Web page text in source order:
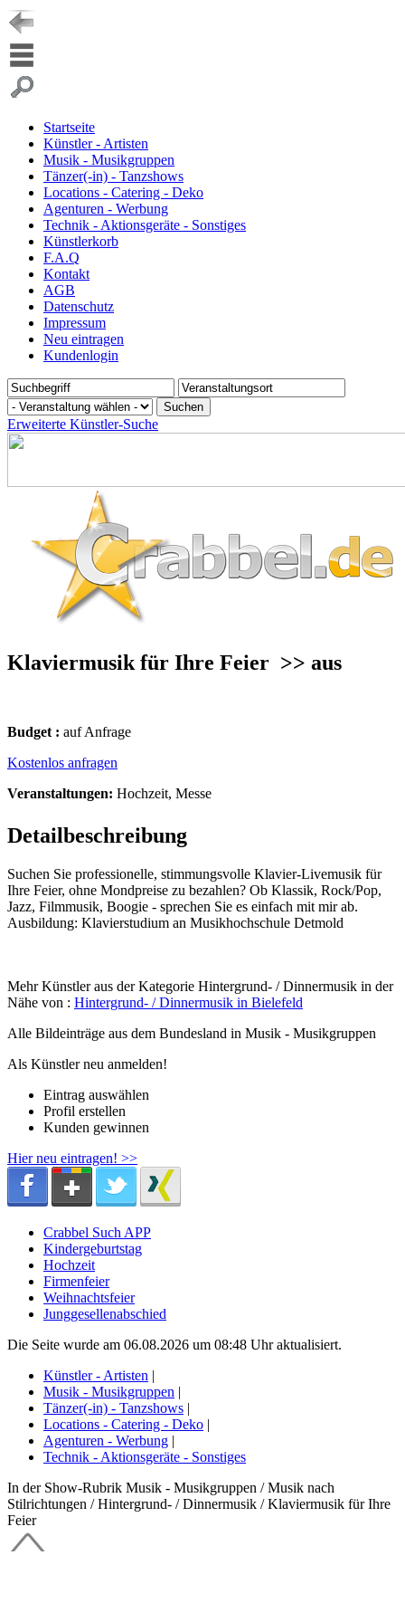
Startseite
Künstler - Artisten
Musik - Musikgruppen
Tänzer(-in) - Tanzshows
Locations - Catering - Deko
Agenturen - Werbung
Technik - Aktionsgeräte - Sonstiges
Künstlerkorb
F.A.Q
Kontakt
AGB
Datenschutz
Impressum
Neu eintragen
Kundenlogin
Erweiterte Künstler-Suche
Klaviermusik für Ihre Feier >> aus
Budget : auf Anfrage
Kostenlos anfragen
Veranstaltungen: Hochzeit, Messe
Detailbeschreibung
Suchen Sie professionelle, stimmungsvolle Klavier-Livemusik für
Ihre Feier, ohne Mondpreise zu bezahlen? Ob Klassik, Rock/Pop,
Jazz, Filmmusik, Boogie - sprechen Sie es einfach mit mir ab.
Ausbildung: Klavierstudium an Musikhochschule Detmold
Mehr Künstler aus der Kategorie Hintergrund- / Dinnermusik in der
Nähe von : Hintergrund- / Dinnermusik in Bielefeld
Alle Bildeinträge aus dem Bundesland in Musik - Musikgruppen
Als Künstler neu anmelden!
Eintrag auswählen
Profil erstellen
Kunden gewinnen
Hier neu eintragen! >>
Crabbel Such APP
Kindergeburtstag
Hochzeit
Firmenfeier
Weihnachtsfeier
Junggesellenabschied
Die Seite wurde am 06.08.2026 um 08:48 Uhr aktualisiert.
Künstler - Artisten |
Musik - Musikgruppen |
Tänzer(-in) - Tanzshows |
Locations - Catering - Deko |
Agenturen - Werbung |
Technik - Aktionsgeräte - Sonstiges
In der Show-Rubrik Musik - Musikgruppen / Musik nach
Stilrichtungen / Hintergrund- / Dinnermusik / Klaviermusik für Ihre
Feier